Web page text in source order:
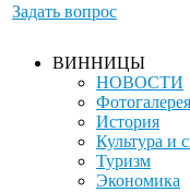
Задать вопрос
ВИННИЦЫ
НОВОСТИ
Фотогалерея
История
Культура и
Туризм
Экономика